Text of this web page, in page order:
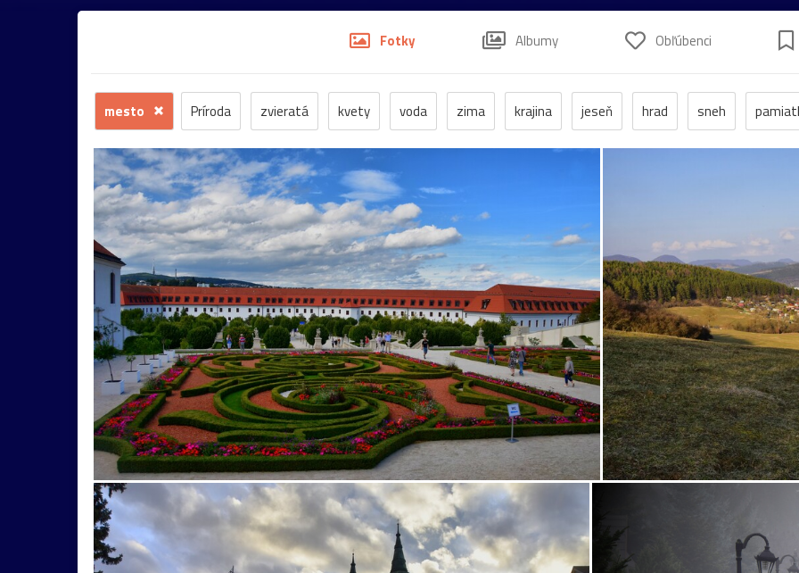
Fotky Albumy Obľúbenci
mesto Príroda zvieratá kvety voda zima krajina jeseň hrad sneh
motýľ história zámok skanzen zrúcanina
architektúra hmyz pleso strom hory mlyn
sysel tatry motýle poniklec stavba Vianoce dom iné kaplnka Komárno leto
Budapešť drevenica chalupa ľudia mak sysle Valtice viniče záhrada 2022
Lešná let more nádrž opice ovečky Piešťany Poľsko ruiny ruže srieň
Zuberec archív atrakcia Betliar Brno cencúle čerešňa cesta Čičmany človek
folklór fontána Gdansk Helfštýn historické hotel hrozno Chleb jazierko kaštieľ
lode loďka mandľovníky Moszna Olomouc Pajštún park pasienkový pes piesok
Rakúsko rozhľadňa ruža sad slnka slon slony
Wien západ ZápadSlnka zátišie zeleň zrkadlenie zviera 2023